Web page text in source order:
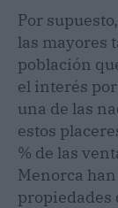
Por
las mayores
población
el interés
una de las
estos
% de las
Menorca
propiedades